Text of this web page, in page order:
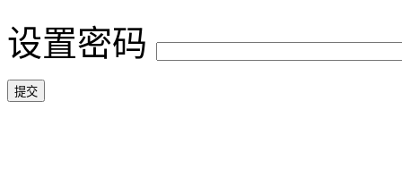
设置密码